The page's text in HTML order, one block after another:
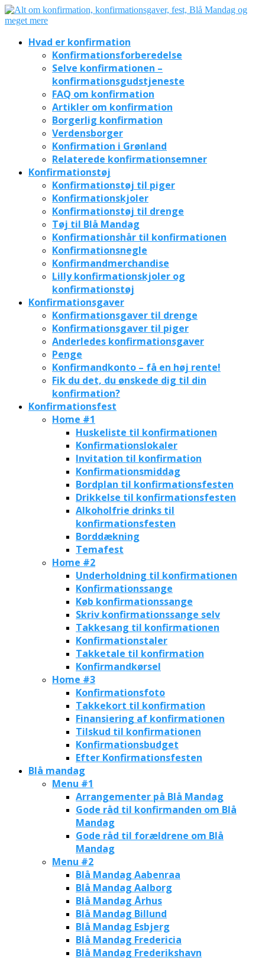
Hvad er konfirmation
Konfirmationsforberedelse
Selve konfirmationen –
konfirmationsgudstjeneste
FAQ om konfirmation
Artikler om konfirmation
Borgerlig konfirmation
Verdensborger
Konfirmation i Grønland
Relaterede konfirmationsemner
Konfirmationstøj
Konfirmationstøj til piger
Konfirmationskjoler
Konfirmationstøj til drenge
Tøj til Blå Mandag
Konfirmationshår til konfirmationen
Konfirmationsnegle
Konfirmandmerchandise
Lilly konfirmationskjoler og
konfirmationstøj
Konfirmationsgaver
Konfirmationsgaver til drenge
Konfirmationsgaver til piger
Anderledes konfirmationsgaver
Penge
Konfirmandkonto – få en høj rente!
Fik du det, du ønskede dig til din
konfirmation?
Konfirmationsfest
Home #1
Huskeliste til konfirmationen
Konfirmationslokaler
Invitation til konfirmation
Konfirmationsmiddag
Bordplan til konfirmationsfesten
Drikkelse til konfirmationsfesten
Alkoholfrie drinks til
konfirmationsfesten
Borddækning
Temafest
Home #2
Underholdning til konfirmationen
Konfirmationssange
Køb konfirmationssange
Skriv konfirmationssange selv
Takkesang til konfirmationen
Konfirmationstaler
Takketale til konfirmation
Konfirmandkørsel
Home #3
Konfirmationsfoto
Takkekort til konfirmation
Finansiering af konfirmationen
Tilskud til konfirmationen
Konfirmationsbudget
Efter Konfirmationsfesten
Blå mandag
Menu #1
Arrangementer på Blå Mandag
Gode råd til konfirmanden om Blå
Mandag
Gode råd til forældrene om Blå
Mandag
Menu #2
Blå Mandag Aabenraa
Blå Mandag Aalborg
Blå Mandag Århus
Blå Mandag Billund
Blå Mandag Esbjerg
Blå Mandag Fredericia
Blå Mandag Frederikshavn